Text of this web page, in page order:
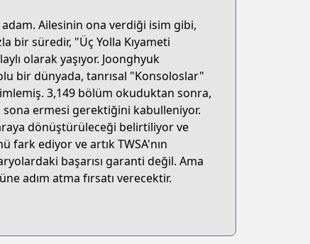
Ailesinin ona verdiği isim gibi,
bir süredir, "Üç Yolla Kıyameti
olarak yaşıyor. Joonghyuk
bir dünyada, tanrısal "Konsoloslar"
3,149 bölüm okuduktan sonra,
ermesi gerektiğini kabulleniyor.
dönüştürüleceği belirtiliyor ve
ediyor ve artık TWSA'nın
başarısı garanti değil. Ama
adım atma fırsatı verecektir.